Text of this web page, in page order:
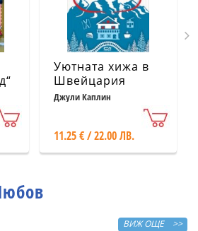
Уютната хижа в
Швейцария
Джули Каплин
11.25 € / 22.00 ЛВ.
ВИЖ ОЩЕ >>